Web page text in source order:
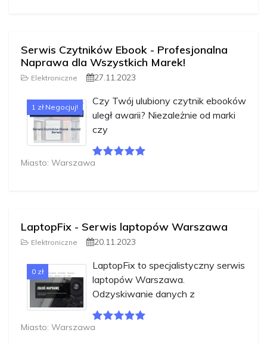
Serwis Czytników Ebook - Profesjonalna
Naprawa dla Wszystkich Marek!
Elektroniczne 27.11.2023
1 zł Negocjuj!
Czy Twój ulubiony czytnik ebooków
uległ awarii? Niezależnie od marki
czy
Miasto: Warszawa
LaptopFix - Serwis laptopów Warszawa
Elektroniczne 20.11.2023
0 zł
LaptopFix to specjalistyczny serwis
laptopów Warszawa.
Odzyskiwanie danych z
Miasto: Warszawa